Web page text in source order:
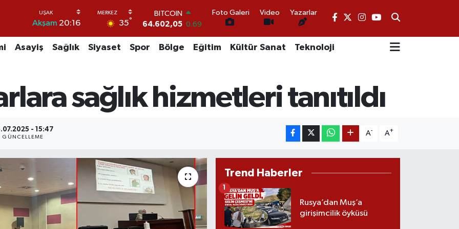
Akşam 20:16 35°
DOLAR
47,5986 0.06
55,0700
0.1
6513.94
BİST100
Foto Galeri Video Yazarlar
Asayiş Sağlık Siyaset Spor Bölge Eğitim Kültür Sanat Teknoloji
sağlık hizmetleri tanıtıldı
- 15:47
GÜNCELLEME
A- A+
Trend Haberler
Rusya’dan Muş’a
girişimcilik öyküsü
1